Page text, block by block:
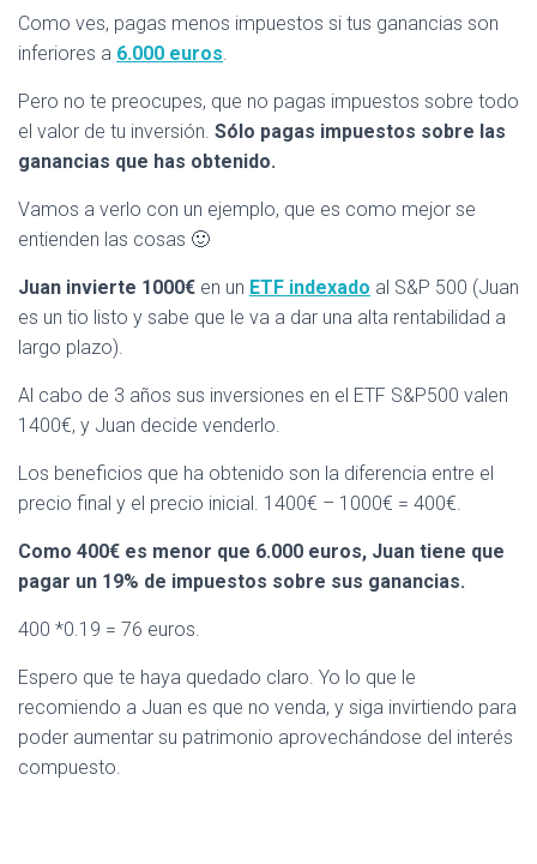
Como ves, pagas menos impuestos si tus ganancias son
inferiores a 6.000 euros.
Pero no te preocupes, que no pagas impuestos sobre todo
el valor de tu inversión. Sólo pagas impuestos sobre las
ganancias que has obtenido.
Vamos a verlo con un ejemplo, que es como mejor se
entienden las cosas 🙂
Juan invierte 1000€ en un ETF indexado al S&P 500 (Juan
es un tio listo y sabe que le va a dar una alta rentabilidad a
largo plazo).
Al cabo de 3 años sus inversiones en el ETF S&P500 valen
1400€, y Juan decide venderlo.
Los beneficios que ha obtenido son la diferencia entre el
precio final y el precio inicial. 1400€ – 1000€ = 400€.
Como 400€ es menor que 6.000 euros, Juan tiene que
pagar un 19% de impuestos sobre sus ganancias.
400 *0.19 = 76 euros.
Espero que te haya quedado claro. Yo lo que le
recomiendo a Juan es que no venda, y siga invirtiendo para
poder aumentar su patrimonio aprovechándose del interés
compuesto.